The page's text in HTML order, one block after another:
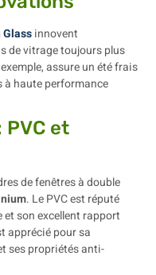
innovent
de vitrage toujours plus
assure un été frais
à haute performance
PVC et
de fenêtres à double
. Le PVC est réputé
son excellent rapport
apprécié pour sa
ses propriétés anti-